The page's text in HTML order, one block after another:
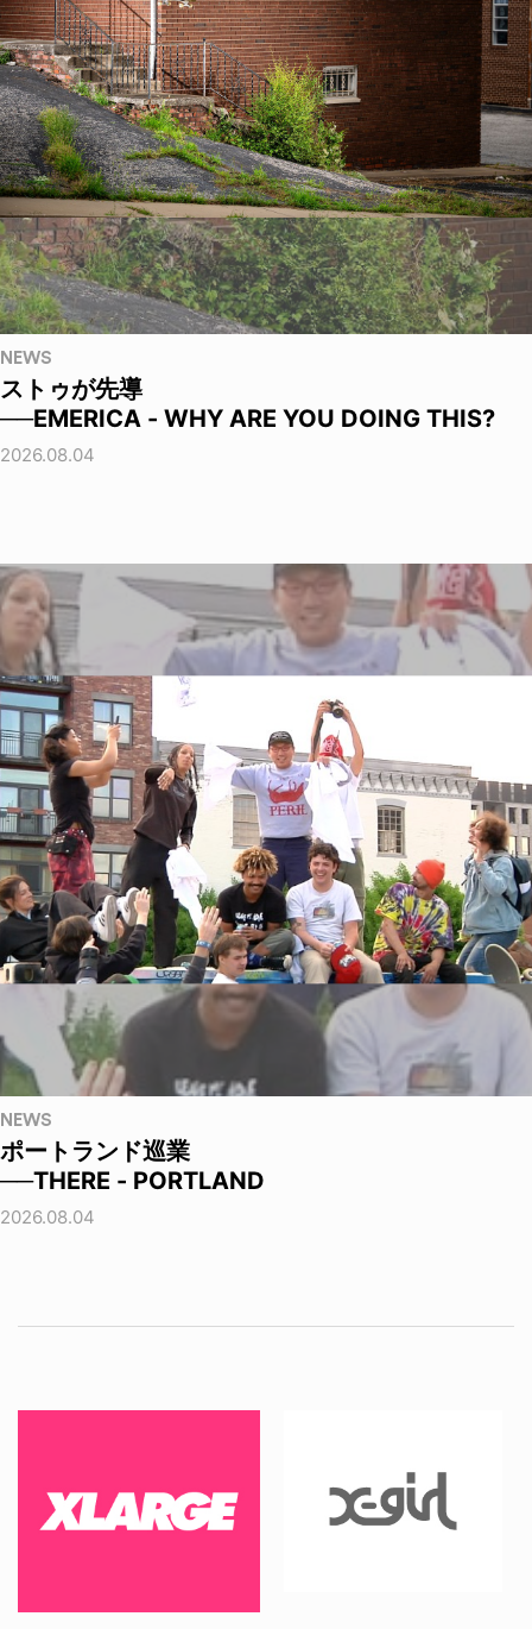
NEWS
ストゥが先導
──EMERICA - WHY ARE YOU DOING THIS?
2026.08.04
NEWS
ポートランド巡業
──THERE - PORTLAND
2026.08.04